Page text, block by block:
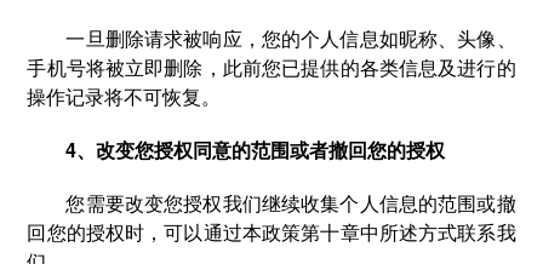
一旦删除请求被响应，您的个人信息如昵称、头像、
手机号将被立即删除，此前您已提供的各类信息及进行的
操作记录将不可恢复。
4、改变您授权同意的范围或者撤回您的授权
您需要改变您授权我们继续收集个人信息的范围或撤
回您的授权时，可以通过本政策第十章中所述方式联系我